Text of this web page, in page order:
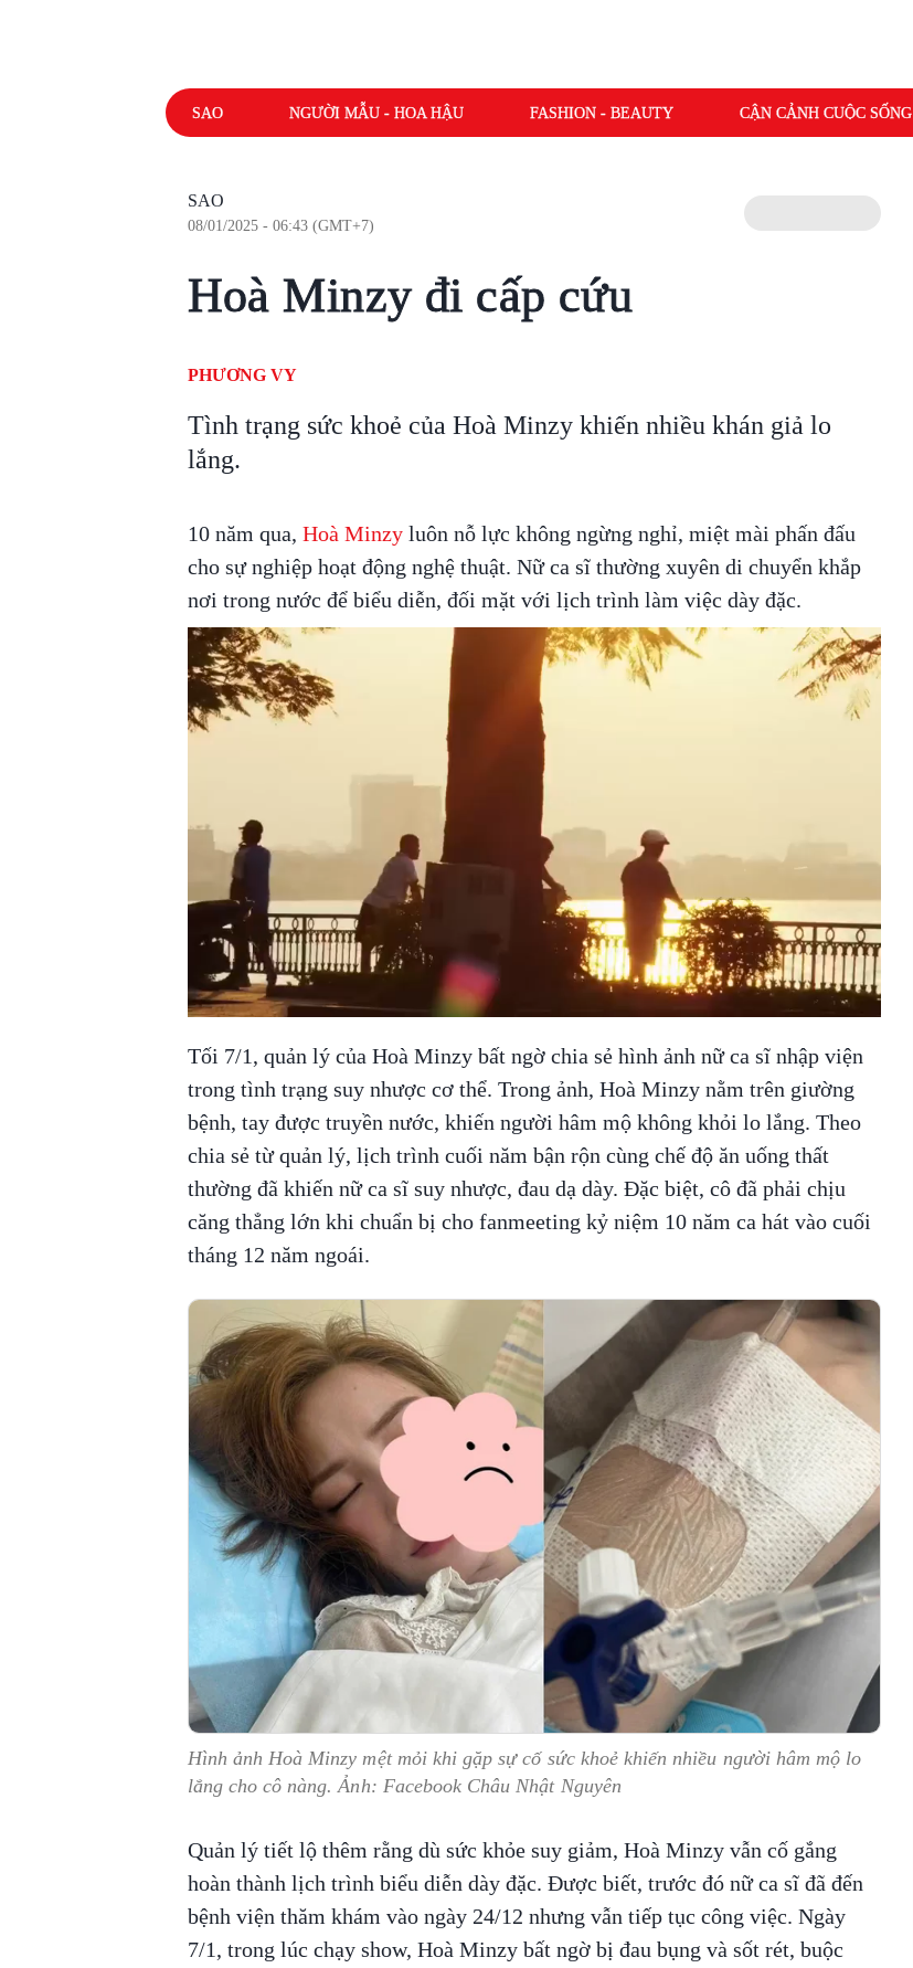
SAO NGƯỜI MẪU - HOA HẬU FASHION - BEAUTY CẬN CẢNH CUỘC SỐNG
SAO
08/01/2025 - 06:43 (GMT+7)
Hoà Minzy đi cấp cứu
PHƯƠNG VY
Tình trạng sức khoẻ của Hoà Minzy khiến nhiều khán giả lo
lắng.
10 năm qua, Hoà Minzyluôn nỗ lực không ngừng nghỉ, miệt mài phấn đấu
cho sự nghiệp hoạt động nghệ thuật. Nữ ca sĩ thường xuyên di chuyển khắp
nơi trong nước để biểu diễn, đối mặt với lịch trình làm việc dày đặc.
Tối 7/1, quản lý của Hoà Minzy bất ngờ chia sẻ hình ảnh nữ ca sĩ nhập viện
trong tình trạng suy nhược cơ thể. Trong ảnh, Hoà Minzy nằm trên giường
bệnh, tay được truyền nước, khiến người hâm mộ không khỏi lo lắng. Theo
chia sẻ từ quản lý, lịch trình cuối năm bận rộn cùng chế độ ăn uống thất
thường đã khiến nữ ca sĩ suy nhược, đau dạ dày. Đặc biệt, cô đã phải chịu
căng thẳng lớn khi chuẩn bị cho fanmeeting kỷ niệm 10 năm ca hát vào cuối
tháng 12 năm ngoái.
Hình ảnh Hoà Minzy mệt mỏi khi gặp sự cố sức khoẻ khiến nhiều người hâm mộ lo
lắng cho cô nàng. Ảnh: Facebook Châu Nhật Nguyên
Quản lý tiết lộ thêm rằng dù sức khỏe suy giảm, Hoà Minzy vẫn cố gắng
hoàn thành lịch trình biểu diễn dày đặc. Được biết, trước đó nữ ca sĩ đã đến
bệnh viện thăm khám vào ngày 24/12 nhưng vẫn tiếp tục công việc. Ngày
7/1, trong lúc chạy show, Hoà Minzy bất ngờ bị đau bụng và sốt rét, buộc